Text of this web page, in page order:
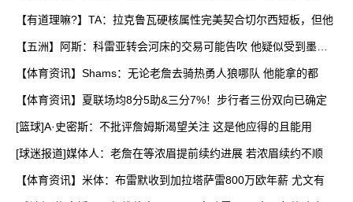
【有道理嘛?】TA：拉克鲁瓦硬核属性完美契合切尔西短板，但他
【五洲】阿斯：科雷亚转会河床的交易可能告吹 他疑似受到墨西
【体育资讯】Shams：无论老詹去骑热勇人狼哪队 他能拿的都
【体育资讯】夏联场均8分5助&三分7%！步行者三份双向已确定
[篮球]A·史密斯：不批评詹姆斯渴望关注 这是他应得的且能用
[球迷报道]媒体人：老詹在等浓眉提前续约进展 若浓眉续约不顺
【体育资讯】米体：布雷默收到加拉塔萨雷800万欧年薪 尤文有